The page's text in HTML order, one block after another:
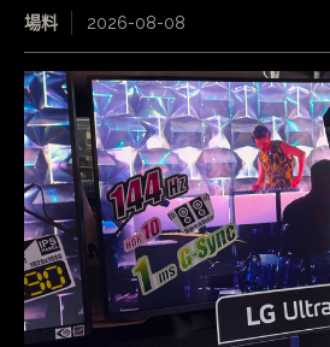
場料 2026-08-08